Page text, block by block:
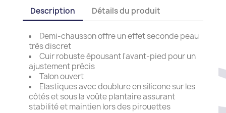
Description Détails du produit
Demi-chausson offre un effet seconde peau
très discret
Cuir robuste épousant l'avant-pied pour un
ajustement précis
Talon ouvert
Elastiques avec doublure en silicone sur les
côtés et sous la voûte plantaire assurant
stabilité et maintien lors des pirouettes